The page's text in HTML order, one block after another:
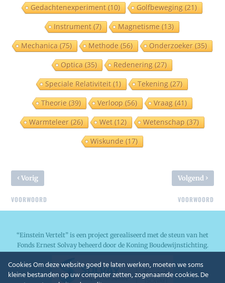
Gedachtenexperiment(10) Golfbeweging(21)
Instrument(7) Magnetisme (13)
Mechanica(75) Methode(56) Onderzoeker(35)
Optica (35) Redenering(27)
Speciale Relativiteit(1) Tekening(27)
Theorie(39) Verloop(56) Vraag(41)
Warmteleer(26) Wet(12) Wetenschap(37)
Wiskunde(17)
‹ Vorig
VOORWOORD
Volgend ›
VOORWOORD
“Einstein Vertelt” is een project gerealiseerd met de steun van het
Fonds Ernest Solvay beheerd door de Koning Boudewijnstichting.
Cookies Om deze website goed te laten werken, moeten we soms
kleine bestanden op uw computer zetten, zogenaamde cookies. De